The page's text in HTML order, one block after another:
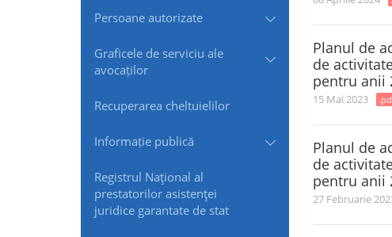
Persoane autorizate
Graficele de serviciu ale
avocaților
Recuperarea cheltuielilor
Informație publică
Registrul Naţional al
prestatorilor asistenţei
juridice garantate de stat
Planul de
de
pentru anii
15 Mai 2023
Planul de
de
pentru anii
27 Februarie